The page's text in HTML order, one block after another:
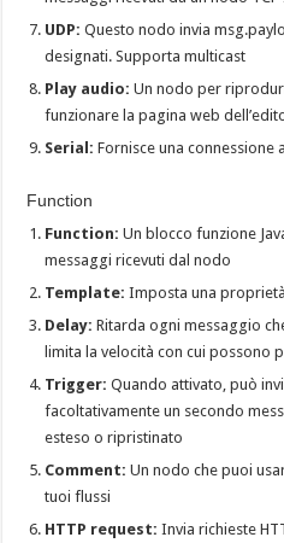
UDP: Questo nodo invia
designati. Supporta multicast
Play audio: Un nodo per
funzionare la pagina web
Serial: Fornisce una connessione
Function
Function: Un blocco funzione
messaggi ricevuti dal nodo
Template: Imposta una
Delay: Ritarda ogni messaggio
limita la velocità con cui possono
Trigger: Quando attivato, può
facoltativamente un secondo
esteso o ripristinato
Comment: Un nodo che puoi
tuoi flussi
HTTP request: Invia richieste